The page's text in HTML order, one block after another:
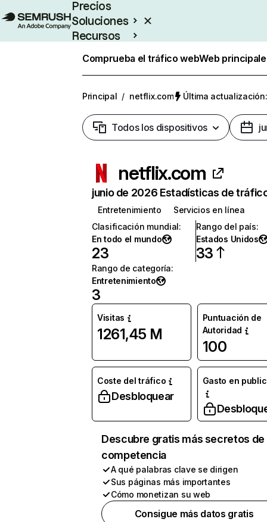
Precios
Soluciones
Recursos
Comprueba el tráfico webWeb
Principal / netflix.com Última
Todos los dispositivos
netflix.com
junio de 2026 Estadísticas de
Entretenimiento
Servicios en línea
Clasificación mundial:
En todo el mundo
23
Rango del país:
Estados Unidos
33
Rango de categoría:
Entretenimiento
3
Visitas
1261,45 M
Puntuación de
Autoridad
100
Coste del tráfico
Desbloquear
Gasto en
Descubre gratis más secretos de
competencia
A qué palabras clave se dirigen
Sus páginas más importantes
Cómo monetizan su web
Consigue más datos gratis